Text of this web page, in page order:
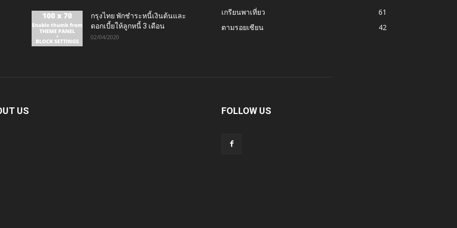
กรุงไทย พักชำระหนี้เงินต้นและ
ดอกเบี้ยให้ลูกหนี้ 3 เดือน
02/04/2020
เกรียนพาเที่ยว
61
ตามรอยเซียน
42
US FOLLOW US